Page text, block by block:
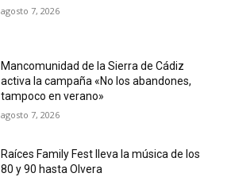
agosto 7, 2026
Mancomunidad de la Sierra de Cádiz
activa la campaña «No los abandones,
tampoco en verano»
agosto 7, 2026
Raíces Family Fest lleva la música de los
80 y 90 hasta Olvera